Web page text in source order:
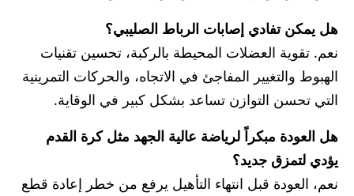
هل يمكن تفادي إصابات الرباط الصليبي؟
نعم. تقوية العضلات المحيطة بالركبة، تحسين تقنيات
الهبوط والتغيير المفاجئ في الاتجاه، والحركات التمرينية
التي تحسن التوازن تساعد بشكل كبير في الوقاية.
هل العودة مبكراً لرياضة عالية الجهد مثل كرة القدم
يؤدي لتمزق جديد؟
نعم، العودة قبل انتهاء التأهيل يرفع من خطر إعادة قطع